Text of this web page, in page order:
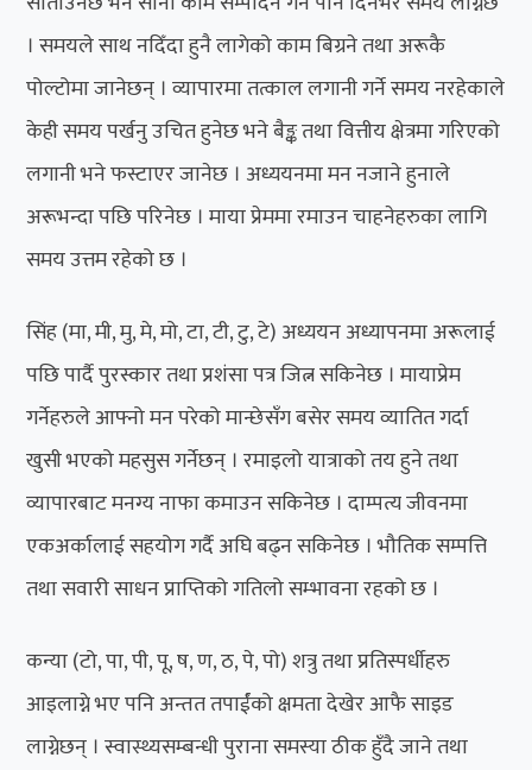
। समयले साथ नदिँदा हुनै लागेको काम बिग्रने तथा अरूकै
पोल्टोमा जानेछन् । व्यापारमा तत्काल लगानी गर्ने समय नरहेकाले
केही समय पर्खनु उचित हुनेछ भने बैङ्क तथा वित्तीय क्षेत्रमा गरिएको
लगानी भने फस्टाएर जानेछ । अध्ययनमा मन नजाने हुनाले
अरूभन्दा पछि परिनेछ । माया प्रेममा रमाउन चाहनेहरुका लागि
समय उत्तम रहेको छ ।
सिंह (मा, मी, मु, मे, मो, टा, टी, टु, टे) अध्ययन अध्यापनमा अरूलाई
पछि पार्दै पुरस्कार तथा प्रशंसा पत्र जित्न सकिनेछ । मायाप्रेम
गर्नेहरुले आफ्नो मन परेको मान्छेसँग बसेर समय व्यातित गर्दा
खुसी भएको महसुस गर्नेछन् । रमाइलो यात्राको तय हुने तथा
व्यापारबाट मनग्य नाफा कमाउन सकिनेछ । दाम्पत्य जीवनमा
एकअर्कालाई सहयोग गर्दै अघि बढ्न सकिनेछ । भौतिक सम्पत्ति
तथा सवारी साधन प्राप्तिको गतिलो सम्भावना रहको छ ।
कन्या (टो, पा, पी, पू, ष, ण, ठ, पे, पो) शत्रु तथा प्रतिस्पर्धीहरु
आइलाग्ने भए पनि अन्तत तपार्ईंको क्षमता देखेर आफै साइड
लाग्नेछन् । स्वास्थ्यसम्बन्धी पुराना समस्या ठीक हुँदै जाने तथा